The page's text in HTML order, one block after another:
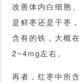
改善体内白细胞
是鲜枣还是干枣
含有的铁，大概
2~4mg左右。
再者，红枣中所